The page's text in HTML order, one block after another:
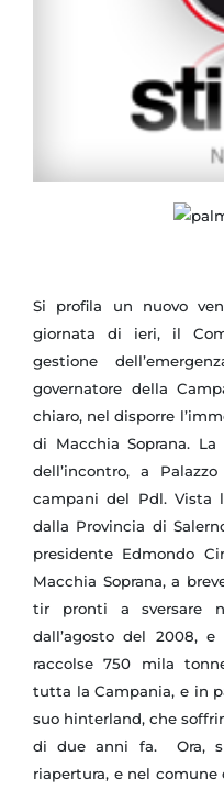
Si profila un nuovo
giornata di ieri, il
gestione
governatore della
chiaro, nel disporre
di Macchia Soprana.
dell’incontro, a
campani del Pdl. Vista
dalla Provincia di
presidente Edmondo
Macchia Soprana, a
tir pronti a sversare
dall’agosto del 2008,
raccolse 750 mila
tutta la Campania, e in
suo hinterland, che
di due anni fa. Ora,
riapertura, e nel